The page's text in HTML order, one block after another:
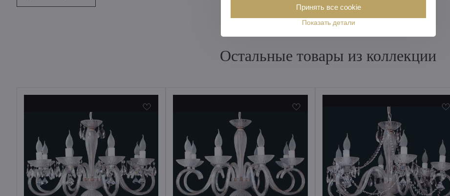
Остальные товары из коллекции
Показать детали
Принять все cookie